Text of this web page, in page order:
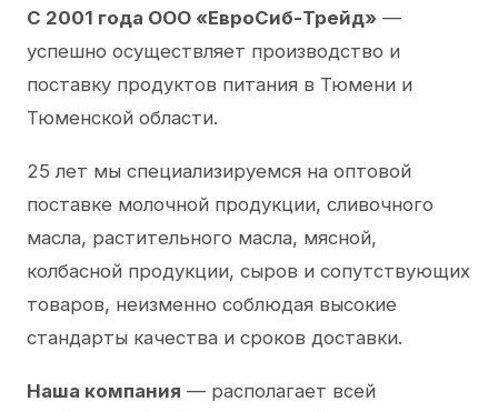
С 2001 года ООО «ЕвроСиб-Трейд» —
успешно осуществляет производство и
поставку продуктов питания в Тюмени и
Тюменской области.
25 лет мы специализируемся на оптовой
поставке молочной продукции, сливочного
масла, растительного масла, мясной,
колбасной продукции, сыров и сопутствующих
товаров, неизменно соблюдая высокие
стандарты качества и сроков доставки.
Наша компания — располагает всей